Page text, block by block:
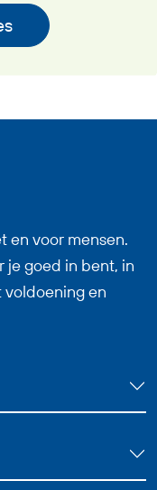
functie als
goed
en voor mensen.
je goed in bent, in
en